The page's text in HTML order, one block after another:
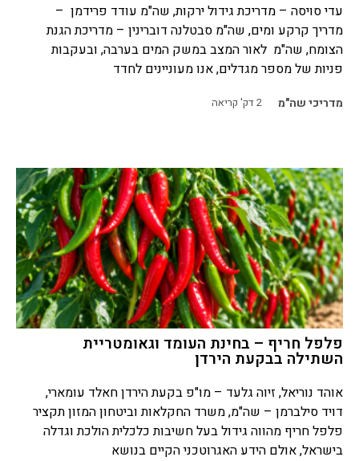
עדי סויסה – מדריכת גידול ירקות, שה"מ עודד פרידמן –
מדריך קרקע ומים, שה"מ סבטלנה דוברינין – מדריכת הגנת
הצומח, שה"מ לאור המצב במשק המים בערבה, ובעקבות
פניות של מספר מגדלים, אנו מעוניינים לחדד
מדריכי שה"מ 2דק' קריאה
פלפל חריף – בחינת העומד וגאומטריית
השתילה בבקעת הירדן
אוהד נוריאל, זיוה גלעד – מו"פ בקעת הירדן חאלד עומארי,
דויד סילברמן – שה"מ, משרד החקלאות וביטחון המזון תקציר
פלפל חריף מהווה גידול בעל חשיבות כלכלית הולכת וגדלה
בישראל, אולם הידע האגרוטכני הקיים בנושא